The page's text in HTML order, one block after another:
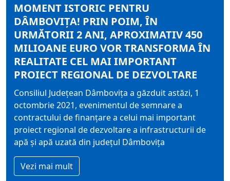
MOMENT ISTORIC PENTRU
DÂMBOVIȚA! PRIN POIM, ÎN
URMĂTORII 2 ANI, APROXIMATIV 450
MILIOANE EURO VOR TRANSFORMA ÎN
REALITATE CEL MAI IMPORTANT
PROIECT REGIONAL DE DEZVOLTARE
Consiliul Județean Dâmbovița a găzduit astăzi, 1
octombrie 2021, evenimentul de semnare a
contractului de finanțare a celui mai important
proiect regional de dezvoltare a infrastructurii de
apă și apă uzată din județul Dâmbovița
Vezi mai mult